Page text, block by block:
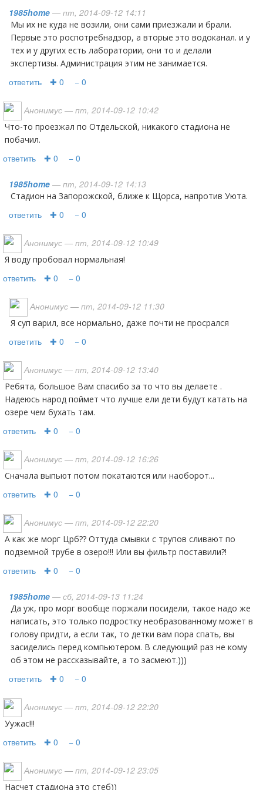
1985home — пт, 2014-09-12 14:11
Мы их не куда не возили, они сами приезжали и брали.
Первые это роспотребнадзор, а вторые это водоканал. и у
тех и у других есть лаборатории, они то и делали
экспертизы. Администрация этим не занимается.
ответить ✚ 0 − 0
Анонимус — пт, 2014-09-12 10:42
Что-то проезжал по Отдельской, никакого стадиона не
побачил.
ответить ✚ 0 − 0
1985home — пт, 2014-09-12 14:13
Стадион на Запорожской, ближе к Щорса, напротив Уюта.
ответить ✚ 0 − 0
Анонимус — пт, 2014-09-12 10:49
Я воду пробовал нормальная!
ответить ✚ 0 − 0
Анонимус — пт, 2014-09-12 11:30
Я суп варил, все нормально, даже почти не просрался
ответить ✚ 0 − 0
Анонимус — пт, 2014-09-12 13:40
Ребята, большое Вам спасибо за то что вы делаете .
Надеюсь народ поймет что лучше ели дети будут катать на
озере чем бухать там.
ответить ✚ 0 − 0
Анонимус — пт, 2014-09-12 16:26
Сначала выпьют потом покатаются или наоборот...
ответить ✚ 0 − 0
Анонимус — пт, 2014-09-12 22:20
А как же морг Црб?? Оттуда смывки с трупов сливают по
подземной трубе в озеро!!! Или вы фильтр поставили?!
ответить ✚ 0 − 0
1985home — сб, 2014-09-13 11:24
Да уж, про морг вообще поржали посидели, такое надо же
написать, это только подростку необразованному может в
голову придти, а если так, то детки вам пора спать, вы
засиделись перед компьютером. В следующий раз не кому
об этом не рассказывайте, а то засмеют.)))
ответить ✚ 0 − 0
Анонимус — пт, 2014-09-12 22:20
Уужас!!!
ответить ✚ 0 − 0
Анонимус — пт, 2014-09-12 23:05
насчет стадиона это стеб))